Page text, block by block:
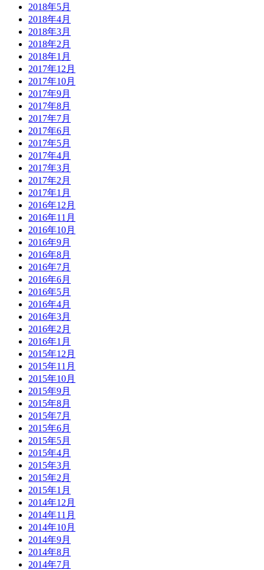
2018年5月
2018年4月
2018年3月
2018年2月
2018年1月
2017年12月
2017年10月
2017年9月
2017年8月
2017年7月
2017年6月
2017年5月
2017年4月
2017年3月
2017年2月
2017年1月
2016年12月
2016年11月
2016年10月
2016年9月
2016年8月
2016年7月
2016年6月
2016年5月
2016年4月
2016年3月
2016年2月
2016年1月
2015年12月
2015年11月
2015年10月
2015年9月
2015年8月
2015年7月
2015年6月
2015年5月
2015年4月
2015年3月
2015年2月
2015年1月
2014年12月
2014年11月
2014年10月
2014年9月
2014年8月
2014年7月